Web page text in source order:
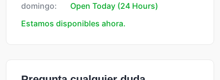
domingo:
Open Today (24 Hours)
Estamos disponibles ahora.